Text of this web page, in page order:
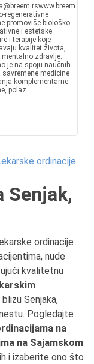
regenerativne
promoviše biološko
i estetske
i terapije koje
kvalitet života,
zdravlje.
je na spoju naučnih
savremene medicine
komplementarne
polaz...
ordinacije
Senjak,
ordinacije
nude
kvalitetnu
Senjaka,
Pogledajte
na
na Sajamskom
i izaberite ono što